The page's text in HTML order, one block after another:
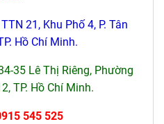
21, Khu Phố 4, P. Tân
Hồ Chí Minh.
35 Lê Thị Riêng, Phường
TP. Hồ Chí Minh.
545 525